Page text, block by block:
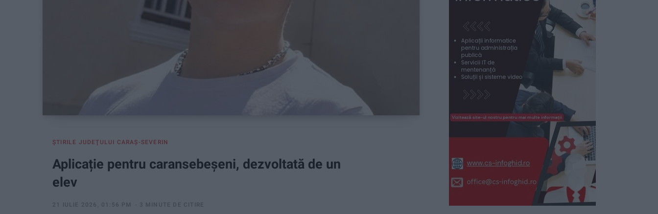
ŞTIRILE JUDEŢULUI CARAŞ-SEVERIN
Aplicație pentru caransebeşeni, dezvoltată de un
elev
21 IULIE 2026, 01:56 PM 3 MINUTE DE CITIRE